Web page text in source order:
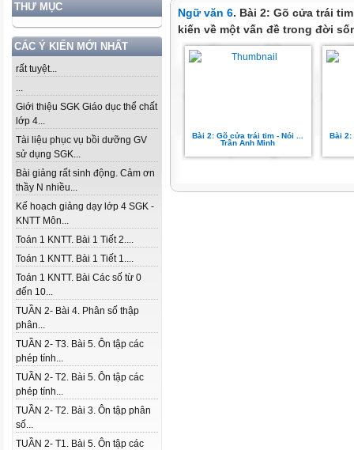
THƯ MỤC
CÁC Ý KIẾN MỚI NHẤT
rất tuyệt...
...
Giới thiệu SGK Giáo dục thể chất
lớp 4...
Tài liệu phục vụ bồi dưỡng GV
sử dụng SGK...
Bài giảng rất sinh động. Cảm ơn
thầy N nhiều...
Kế hoạch giảng dạy lớp 4 SGK -
KNTT Môn...
Toán 1 KNTT. Bài 1 Tiết 2....
Toán 1 KNTT. Bài 1 Tiết 1....
Toán 1 KNTT. Bài Các số từ 0
đến 10...
TUẦN 2- Bài 4. Phân số thập
phân...
TUẦN 2- T3. Bài 5. Ôn tập các
phép tính...
TUẦN 2- T2. Bài 5. Ôn tập các
phép tính...
TUẦN 2- T2. Bài 3. Ôn tập phân
số...
TUẦN 2- T1. Bài 5. Ôn tập các
Ngữ văn 6. Bài 2: Gõ cửa trái
kiến về một vấn đề trong đời
Bài 2: Gõ cửa trái tim - Nói ...
Trần Anh Minh
Bài 2: